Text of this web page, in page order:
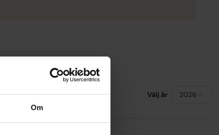
Om
Välj år 2026